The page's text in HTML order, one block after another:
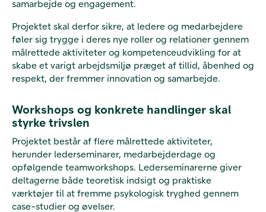
samarbejde og engagement.
Projektet skal derfor sikre, at ledere og medarbejdere
føler sig trygge i deres nye roller og relationer gennem
målrettede aktiviteter og kompetenceudvikling for at
skabe et varigt arbejdsmiljø præget af tillid, åbenhed og
respekt, der fremmer innovation og samarbejde.
Workshops og konkrete handlinger skal
styrke trivslen
Projektet består af flere målrettede aktiviteter,
herunder lederseminarer, medarbejderdage og
opfølgende teamworkshops. Lederseminarerne giver
deltagerne både teoretisk indsigt og praktiske
værktøjer til at fremme psykologisk tryghed gennem
case-studier og øvelser.